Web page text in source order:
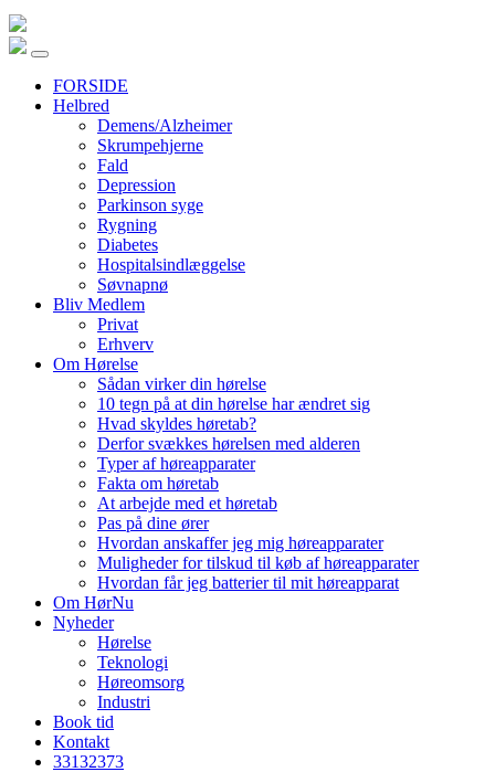
FORSIDE
Helbred
Demens/Alzheimer
Skrumpehjerne
Fald
Depression
Parkinson syge
Rygning
Diabetes
Hospitalsindlæggelse
Søvnapnø
Bliv Medlem
Privat
Erhverv
Om Hørelse
Sådan virker din hørelse
10 tegn på at din hørelse har ændret sig
Hvad skyldes høretab?
Derfor svækkes hørelsen med alderen
Typer af høreapparater
Fakta om høretab
At arbejde med et høretab
Pas på dine ører
Hvordan anskaffer jeg mig høreapparater
Muligheder for tilskud til køb af høreapparater
Hvordan får jeg batterier til mit høreapparat
Om HørNu
Nyheder
Hørelse
Teknologi
Høreomsorg
Industri
Book tid
Kontakt
33132373